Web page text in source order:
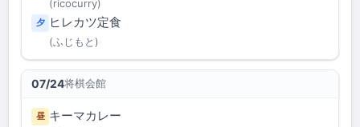
(ricocurry)
夕 ヒレカツ定食
(ふじもと)
07/24将棋会館
昼 キーマカレー